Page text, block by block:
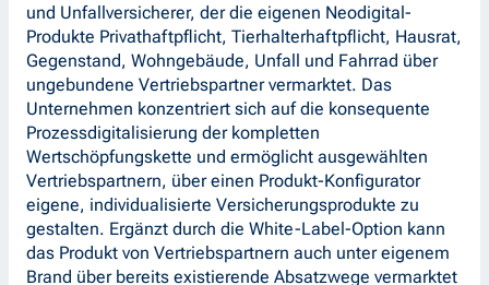
und Unfallversicherer, der die eigenen Neodigital-
Produkte Privathaftpflicht, Tierhalterhaftpflicht, Hausrat,
Gegenstand, Wohngebäude, Unfall und Fahrrad über
ungebundene Vertriebspartner vermarktet. Das
Unternehmen konzentriert sich auf die konsequente
Prozessdigitalisierung der kompletten
Wertschöpfungskette und ermöglicht ausgewählten
Vertriebspartnern, über einen Produkt-Konfigurator
eigene, individualisierte Versicherungsprodukte zu
gestalten. Ergänzt durch die White-Label-Option kann
das Produkt von Vertriebspartnern auch unter eigenem
Brand über bereits existierende Absatzwege vermarktet